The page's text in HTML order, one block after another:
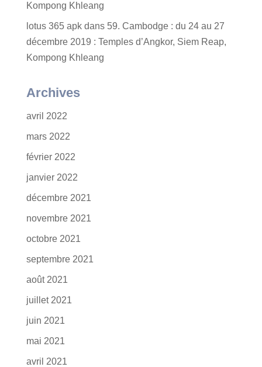
Kompong Khleang
lotus 365 apkdans 59. Cambodge : du 24 au 27
décembre 2019 : Temples d’Angkor, Siem Reap,
Kompong Khleang
Archives
avril 2022
mars 2022
février 2022
janvier 2022
décembre 2021
novembre 2021
octobre 2021
septembre 2021
août 2021
juillet 2021
juin 2021
mai 2021
avril 2021